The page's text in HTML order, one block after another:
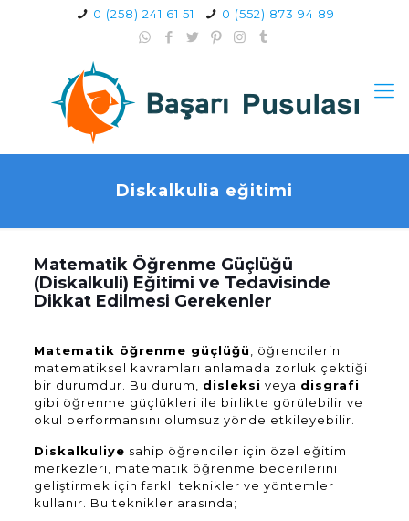
0 (258) 241 61 51 0 (552) 873 94 89
Diskalkulia eğitimi
Matematik Öğrenme Güçlüğü
(Diskalkuli) Eğitimi ve Tedavisinde
Dikkat Edilmesi Gerekenler
Matematik öğrenme güçlüğü
, öğrencilerin
matematiksel kavramları anlamada zorluk çektiği
bir durumdur. Bu durum, disleksi veya disgrafi
gibi öğrenme güçlükleri ile birlikte görülebilir ve
okul performansını olumsuz yönde etkileyebilir.
Diskalkuliye sahip öğrenciler için özel eğitim
merkezleri, matematik öğrenme becerilerini
geliştirmek için farklı teknikler ve yöntemler
kullanır. Bu teknikler arasında;